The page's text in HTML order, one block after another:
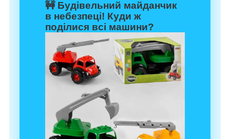
🚧 Будівельний майданчик
в небезпеці! Куди ж
поділися всі машини?